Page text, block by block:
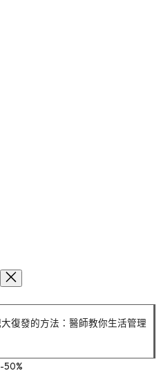
復發的方法：醫師教你生活管理
-50%